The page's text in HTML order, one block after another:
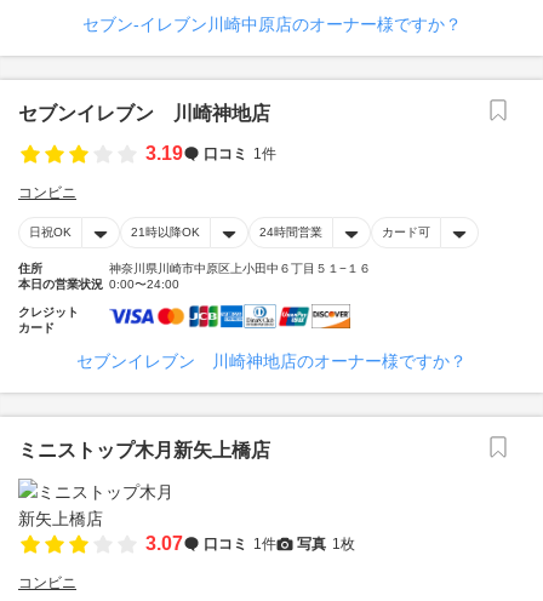
セブン‐イレブン川崎中原店のオーナー様ですか？
セブンイレブン 川崎神地店
3.19
口コミ 1件
コンビニ
日祝OK 21時以降OK 24時間営業 カード可
住所
神奈川県川崎市中原区上小田中６丁目５１−１６
本日の営業状況 0:00〜24:00
クレジット
カード
セブンイレブン 川崎神地店のオーナー様ですか？
ミニストップ木月新矢上橋店
3.07 口コミ 1件 写真 1枚
コンビニ